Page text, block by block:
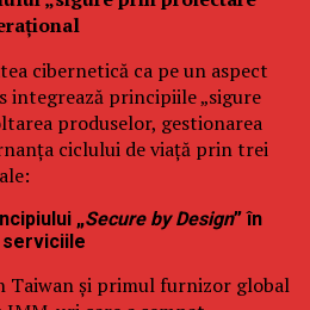
cibernetică ca pe un aspect
integrează principiile „sigure
produselor, gestionarea
ciclului de viață prin trei
„Secure by Design” în
Taiwan și primul furnizor global